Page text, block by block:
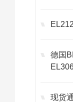
德国
现货